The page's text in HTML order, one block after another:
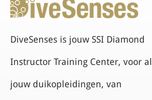
DiveSenses is jouw SSI Diamond
Instructor Training Center, voor al
jouw duikopleidingen, van